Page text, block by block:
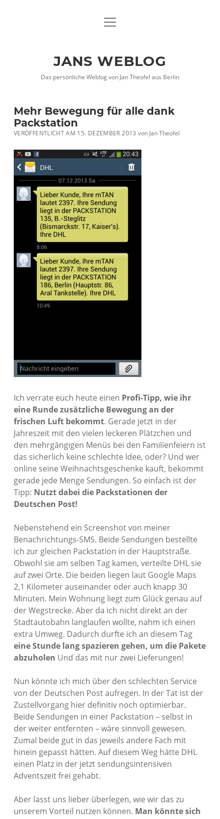
DATENSCHUTZHINWEISE
twitterfacebook
xing
Menü
JANS WEBLOG
Das persönliche Weblog von Jan Theofel aus Berlin
Mehr Bewegung für alle dank
Packstation
VERÖFFENTLICHT AM 15. DEZEMBER 2013 vonJan Theofel
Ich verrate euch heute einen Profi-Tipp, wie ihr
eine Runde zusätzliche Bewegung an der
frischen Luft bekommt. Gerade jetzt in der
Jahreszeit mit den vielen leckeren Plätzchen und
den mehrgängigen Menüs bei den Familienfeiern ist
das sicherlich keine schlechte Idee, oder? Und wer
online seine Weihnachtsgeschenke kauft, bekommt
gerade jede Menge Sendungen. So einfach ist der
Tipp: Nutzt dabei die Packstationen der
Deutschen Post!
Nebenstehend ein Screenshot von meiner
Benachrichtungs-SMS. Beide Sendungen bestellte
ich zur gleichen Packstation in der Hauptstraße.
Obwohl sie am selben Tag kamen, verteilte DHL sie
auf zwei Orte. Die beiden liegen laut Google Maps
2,1 Kilometer auseinander oder auch knapp 30
Minuten. Mein Wohnung liegt zum Glück genau auf
der Wegstrecke. Aber da ich nicht direkt an der
Stadtautobahn langlaufen wollte, nahm ich einen
extra Umweg. Dadurch durfte ich an diesem Tag
eine Stunde lang spazieren gehen, um die Pakete
abzuholen Und das mit nur zwei Lieferungen!
Nun könnte ich mich über den schlechten Service
von der Deutschen Post aufregen. In der Tat ist der
Zustellvorgang hier definitiv noch optimierbar.
Beide Sendungen in einer Packstation – selbst in
der weiter entfernten – wäre sinnvoll gewesen.
Zumal beide gut in das jeweils andere Fach mit
hinein gepasst hätten. Auf diesem Weg hätte DHL
einen Platz in der jetzt sendungsintensiven
Adventszeit frei gehabt.
Aber lasst uns lieber überlegen, wie wir das zu
unserem Vorteil nutzen können. Man könnte sich